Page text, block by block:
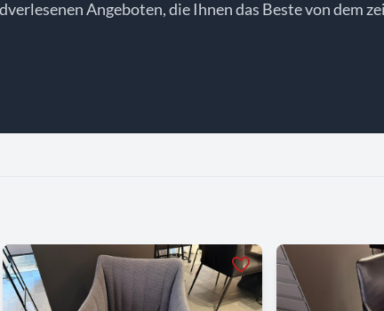
Angeboten, die Ihnen das Beste von dem